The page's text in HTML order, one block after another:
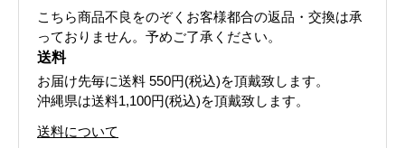
こちら商品不良をのぞくお客様都合の返品・交換は承
っておりません。予めご了承ください。
送料
お届け先毎に送料 550円(税込)を頂戴致します。
沖縄県は送料1,100円(税込)を頂戴致します。
送料について